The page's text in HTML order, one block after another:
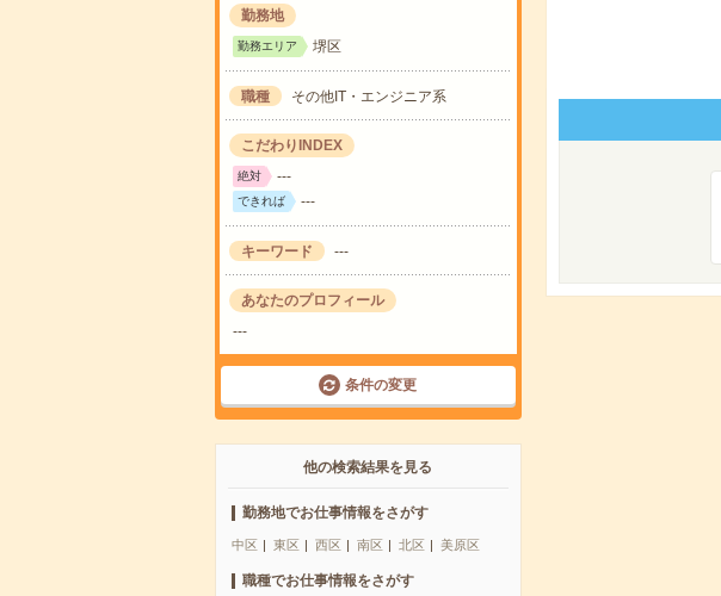
勤務地
勤務エリア 堺区
職種 その他IT・エンジニア系
こだわりINDEX
絶対 ---
できれば ---
キーワード ---
あなたのプロフィール
---
条件の変更
他の検索結果を見る
勤務地でお仕事情報をさがす
中区 東区 西区 南区 北区 美原区
職種でお仕事情報をさがす